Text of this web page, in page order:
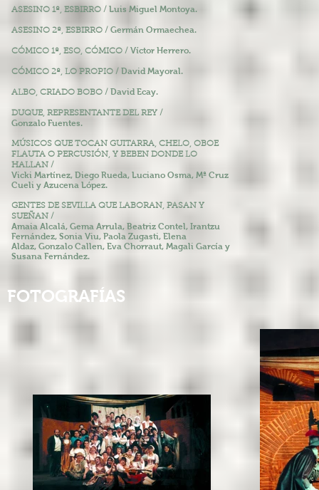
ASESINO 1º, ESBIRRO / Luis Miguel Montoya.
ASESINO 2º, ESBIRRO / Germán Ormaechea.
CÓMICO 1º, ESO, CÓMICO / Víctor Herrero.
CÓMICO 2º, LO PROPIO / David Mayoral.
ALBO, CRIADO BOBO / David Ecay.
DUQUE, REPRESENTANTE DEL REY /
Gonzalo Fuentes.
MÚSICOS QUE TOCAN GUITARRA, CHELO, OBOE
FLAUTA O PERCUSIÓN, Y BEBEN DONDE LO
HALLAN /
Vicki Martínez, Diego Rueda, Luciano Osma, Mª Cruz
Cueli y Azucena López.
GENTES DE SEVILLA QUE LABORAN, PASAN Y
SUEÑAN /
Amaia Alcalá, Gema Arrula, Beatriz Contel, Irantzu
Fernández, Sonia Viu, Paola Zugasti, Elena
Aldaz, Gonzalo Callen, Eva Chorraut, Magali García y
Susana Fernández.
FOTOGRAFÍAS